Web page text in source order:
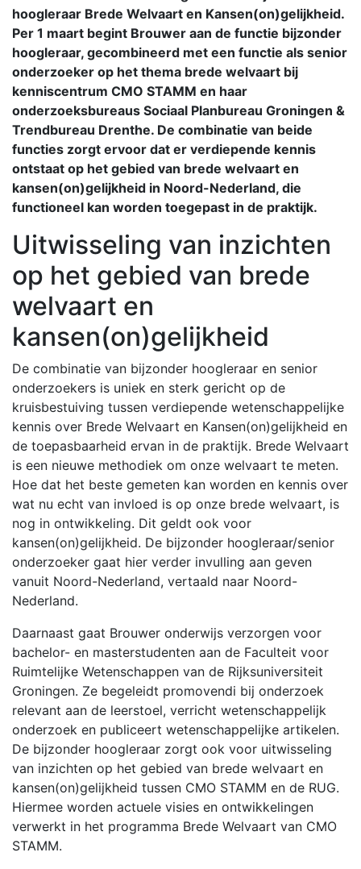
hoogleraar Brede Welvaart en Kansen(on)gelijkheid.
Per 1 maart begint Brouwer aan de functie bijzonder
hoogleraar, gecombineerd met een functie als senior
onderzoeker op het thema brede welvaart bij
kenniscentrum CMO STAMM en haar
onderzoeksbureaus Sociaal Planbureau Groningen &
Trendbureau Drenthe. De combinatie van beide
functies zorgt ervoor dat er verdiepende kennis
ontstaat op het gebied van brede welvaart en
kansen(on)gelijkheid in Noord-Nederland, die
functioneel kan worden toegepast in de praktijk.
Uitwisseling van inzichten
op het gebied van brede
welvaart en
kansen(on)gelijkheid
De combinatie van bijzonder hoogleraar en senior
onderzoekers is uniek en sterk gericht op de
kruisbestuiving tussen verdiepende wetenschappelijke
kennis over Brede Welvaart en Kansen(on)gelijkheid en
de toepasbaarheid ervan in de praktijk. Brede Welvaart
is een nieuwe methodiek om onze welvaart te meten.
Hoe dat het beste gemeten kan worden en kennis over
wat nu echt van invloed is op onze brede welvaart, is
nog in ontwikkeling. Dit geldt ook voor
kansen(on)gelijkheid. De bijzonder hoogleraar/senior
onderzoeker gaat hier verder invulling aan geven
vanuit Noord-Nederland, vertaald naar Noord-
Nederland.
Daarnaast gaat Brouwer onderwijs verzorgen voor
bachelor- en masterstudenten aan de Faculteit voor
Ruimtelijke Wetenschappen van de Rijksuniversiteit
Groningen. Ze begeleidt promovendi bij onderzoek
relevant aan de leerstoel, verricht wetenschappelijk
onderzoek en publiceert wetenschappelijke artikelen.
De bijzonder hoogleraar zorgt ook voor uitwisseling
van inzichten op het gebied van brede welvaart en
kansen(on)gelijkheid tussen CMO STAMM en de RUG.
Hiermee worden actuele visies en ontwikkelingen
verwerkt in het programma Brede Welvaart van CMO
STAMM.